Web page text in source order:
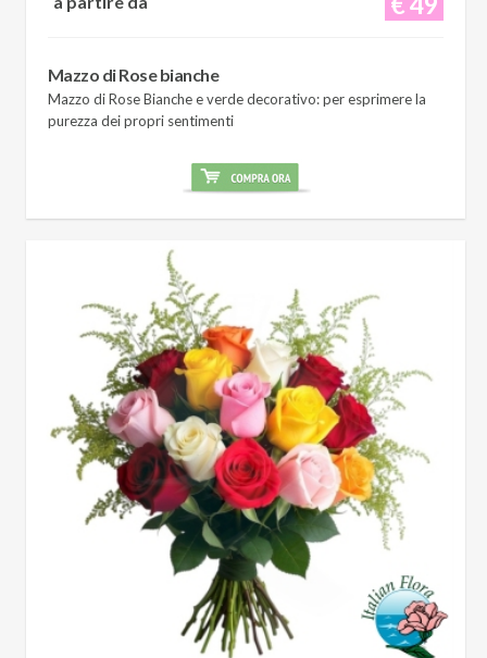
Mazzo di Rose bianche
Mazzo di Rose Bianche e verde decorativo: per esprimere la
purezza dei propri sentimenti